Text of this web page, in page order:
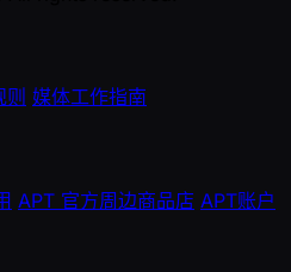
媒体工作指南
APT 官方周边商品店 APT账户